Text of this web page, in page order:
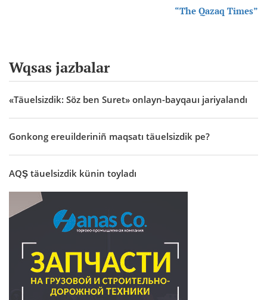
“The Qazaq Times”
Wqsas jazbalar
«Täuelsizdik: Söz ben Suret» onlayn-bayqauı jariyalandı
Gonkong ereuilderiniñ maqsatı täuelsizdik pe?
AQŞ täuelsizdik künin toyladı